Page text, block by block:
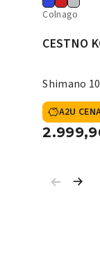
Colnago
CESTNO
Shimano
A2U